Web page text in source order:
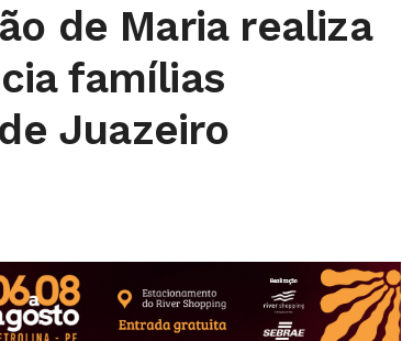
de Maria realiza
famílias
Juazeiro